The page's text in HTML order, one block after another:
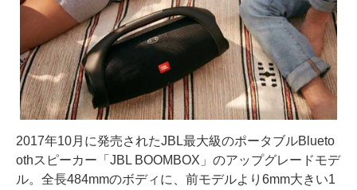
2017年10月に発売されたJBL最大級のポータブルBlueto
othスピーカー「JBL BOOMBOX」のアップグレードモデ
ル。全長484mmのボディに、前モデルより6mm大きい1